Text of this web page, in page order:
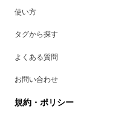
使い方
タグから探す
よくある質問
お問い合わせ
規約・ポリシー